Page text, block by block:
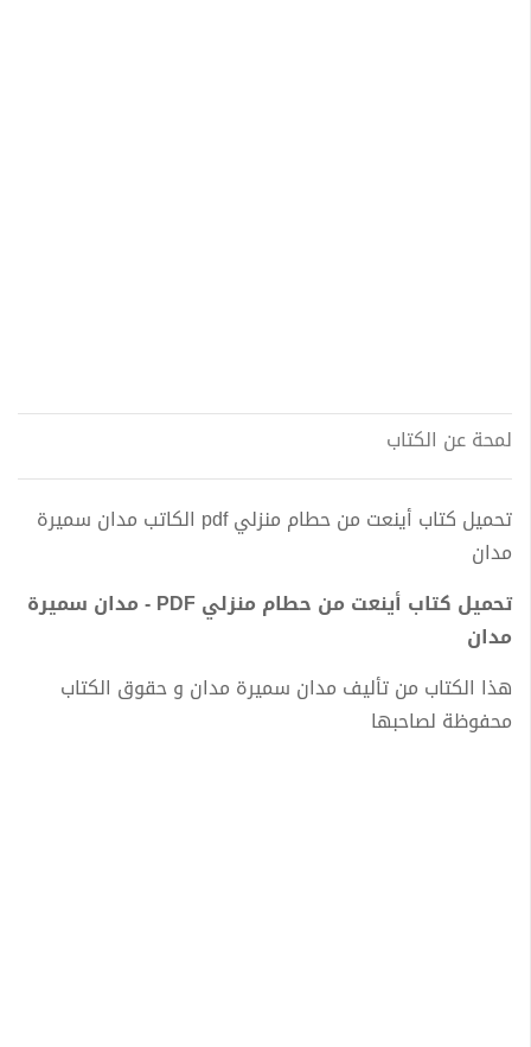
لمحة عن الكتاب
تحميل كتاب أينعت من حطام منزلي pdf الكاتب مدان سميرة
مدان
تحميل كتاب أينعت من حطام منزلي PDF - مدان سميرة
مدان
هذا الكتاب من تأليف مدان سميرة مدان و حقوق الكتاب
محفوظة لصاحبها